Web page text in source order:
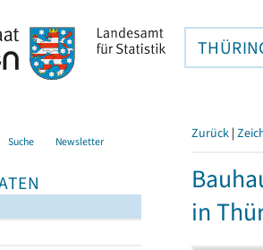
Suche Newsletter Zurück |
in